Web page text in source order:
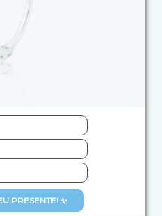
PRESENTE! ✨
Hélix